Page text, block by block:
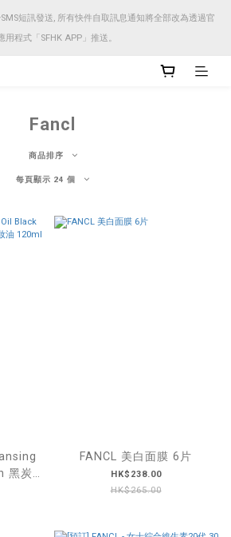
短訊發送, 所有快件自取訊息通知將全部改為透過官
用程式「SFHK APP」推送。
短訊發送, 所有快件自取訊息通知將全部改為透過官
用程式「SFHK APP」推送。
短訊發送, 所有快件自取訊息通知將全部改為透過官
用程式「SFHK APP」推送。
Fancl
商品排序
每頁顯示 24 個
炭泥
FANCL 美白面膜 6片
HK$238.00
HK$265.00